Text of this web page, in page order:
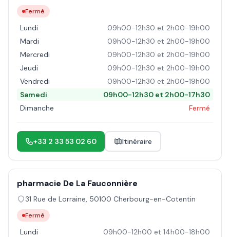
Fermé
Lundi
09h00-12h30 et 2h00-19h00
Mardi
09h00-12h30 et 2h00-19h00
Mercredi
09h00-12h30 et 2h00-19h00
Jeudi
09h00-12h30 et 2h00-19h00
Vendredi
09h00-12h30 et 2h00-19h00
Samedi
09h00-12h30 et 2h00-17h30
Dimanche
Fermé
+33 2 33 53 02 60 Itinéraire
pharmacie De La Fauconnière
31 Rue de Lorraine, 50100 Cherbourg-en-Cotentin
Fermé
Lundi
09h00-12h00 et 14h00-18h00